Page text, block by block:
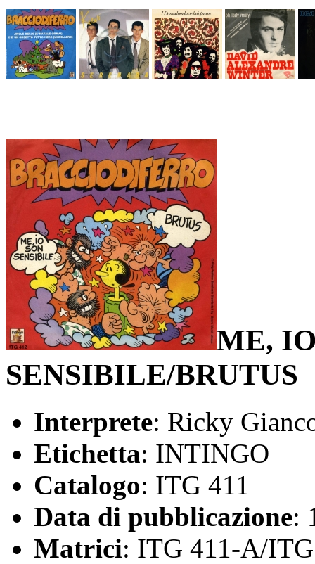
ME,
SENSIBILE/BRUTUS
Interprete: Ricky
Etichetta: INTINGO
Catalogo: ITG 411
Data di pubblicazione:
Matrici: ITG 411-A/